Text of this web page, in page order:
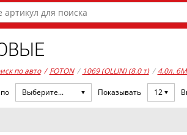
по авто / FOTON / 1069 (OLLIN) (8.0 т) / 4,0л.
Выберите... Показывать 12